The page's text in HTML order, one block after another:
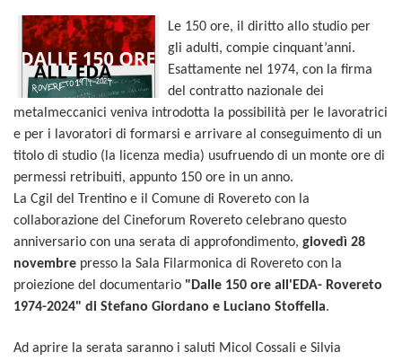
Le 150 ore, il diritto allo studio per
gli adulti, compie cinquant’anni.
Esattamente nel 1974, con la firma
del contratto nazionale dei
metalmeccanici veniva introdotta la possibilità per le lavoratrici
e per i lavoratori di formarsi e arrivare al conseguimento di un
titolo di studio (la licenza media) usufruendo di un monte ore di
permessi retribuiti, appunto 150 ore in un anno.
La Cgil del Trentino e il Comune di Rovereto con la
collaborazione del Cineforum Rovereto celebrano questo
anniversario con una serata di approfondimento, giovedì 28
novembre presso la Sala Filarmonica di Rovereto con la
proiezione del documentario "Dalle 150 ore all'EDA- Rovereto
1974-2024" di Stefano Giordano e Luciano Stoffella.
Ad aprire la serata saranno i saluti Micol Cossali e Silvia